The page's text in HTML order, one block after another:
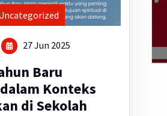
27 Jun 2025
Baru
Konteks
di Sekolah